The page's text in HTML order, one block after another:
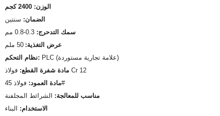
الوزن: 2400 كجم
الضمان: سنتين
سمك التدحرج:
عرض التغذية: 50 ملم
نظام التحكم:
PLC (علامة تجارية مستوردة)
مادة شفرة القطع: فولاذ Cr 12
مادة العمود:فولاذ 45#
مناسب للمعالجة: الشرائط المجلفنة
الاستخدام: البناء